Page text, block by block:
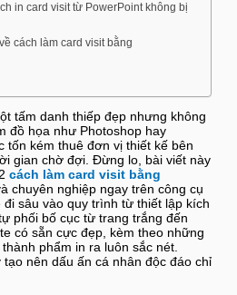
in card visit từ PowerPoint không bị
cách làm card visit bằng
tấm danh thiếp đẹp nhưng không
đồ họa như Photoshop hay
tốn kém thuê đơn vị thiết kế bên
gian chờ đợi. Đừng lo, bài viết này
cách làm card visit bằng
chuyên nghiệp ngay trên công cụ
đi sâu vào quy trình từ thiết lập kích
phối bố cục từ trang trắng đến
có sẵn cực đẹp, kèm theo những
phẩm in ra luôn sắc nét.
nên dấu ấn cá nhân độc đáo chỉ